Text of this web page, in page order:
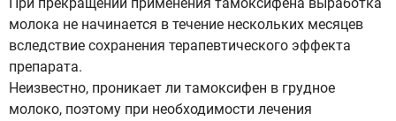
молока не начинается в течение нескольких месяцев
вследствие сохранения терапевтического эффекта
препарата.
Неизвестно, проникает ли тамоксифен в грудное
молоко, поэтому при необходимости лечения